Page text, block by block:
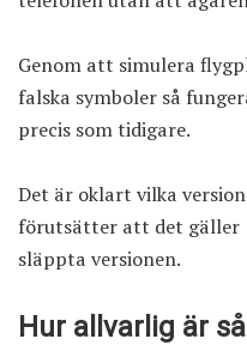
Genom att simulera
falska symboler så
precis som tidigare.
Det är oklart vilka
förutsätter att det gäller
släppta versionen.
Hur allvarlig är